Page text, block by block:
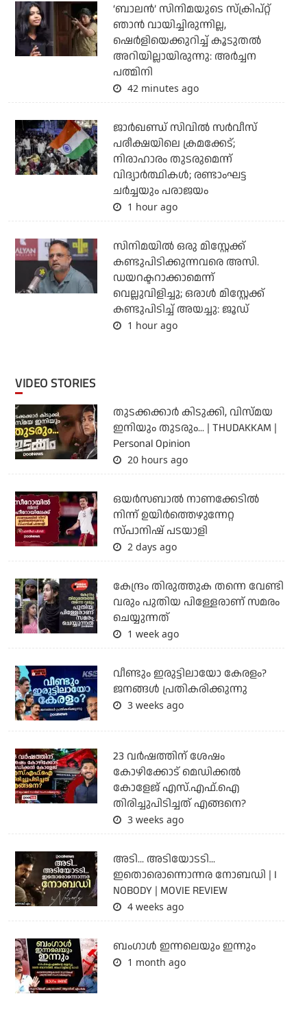
‘ബാലൻ’ സിനിമയുടെ സ്ക്രിപ്റ്റ്
ഞാൻ വായിച്ചിരുന്നില്ല,
ഷെർളിയെക്കുറിച്ച് കൂടുതൽ
അറിയില്ലായിരുന്നു: അർച്ചന
പത്മിനി
42 minutes ago
ജാര്‍ഖണ്ഡ് സിവില്‍ സര്‍വീസ്
പരീക്ഷയിലെ ക്രമക്കേട്;
നിരാഹാരം തുടരുമെന്ന്
വിദ്യാര്‍ത്ഥികള്‍; രണ്ടാംഘട്ട
ചര്‍ച്ചയും പരാജയം
1 hour ago
സിനിമയില്‍ ഒരു മിസ്റ്റേക്ക്
കണ്ടുപിടിക്കുന്നവരെ അസി.
ഡയറക്ടറാക്കാമെന്ന്
വെല്ലുവിളിച്ചു; ഒരാള്‍ മിസ്റ്റേക്ക്
കണ്ടുപിടിച്ച് അയച്ചു: ജൂഡ്
1 hour ago
VIDEO STORIES
തുടക്കക്കാര്‍ കിടുക്കി, വിസ്മയ
ഇനിയും തുടരും... | THUDAKKAM |
Personal Opinion
20 hours ago
ഒയര്‍സബാൽ നാണക്കേടിൽ
നിന്ന് ഉയിർത്തെഴുന്നേറ്റ
സ്പാനിഷ് പടയാളി
2 days ago
കേന്ദ്രം തിരുത്തുക തന്നെ വേണ്ടി
വരും പുതിയ പിള്ളേരാണ് സമരം
ചെയ്യുന്നത്
1 week ago
വീണ്ടും ഇരുട്ടിലായോ കേരളം?
ജനങ്ങൾ പ്രതികരിക്കുന്നു
3 weeks ago
23 വർഷത്തിന് ശേഷം
കോഴിക്കോട് മെഡിക്കൽ
കോളേജ് എസ്.എഫ്.ഐ
തിരിച്ചുപിടിച്ചത് എങ്ങനെ?
3 weeks ago
അടി... അടിയോടടി...
ഇതൊരൊന്നൊന്നര നോബഡി | I
NOBODY | MOVIE REVIEW
4 weeks ago
ബംഗാള്‍ ഇന്നലെയും ഇന്നും
1 month ago